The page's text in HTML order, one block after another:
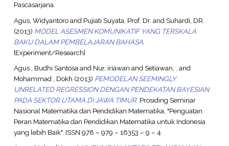
Pascasarjana.
Agus, Widyantoroand Pujiati Suyata, Prof. Dr. and Suhardi, DR.
(2013) MODEL ASESMEN KOMUNIKATIF YANG TERSKALA
BAKU DALAM PEMBELAJARAN BAHASA.
[Experiment/Research]
Agus , Budhi Santosa and Nur, iriawan and Setiawan, .
and
Mohammad , Dokh (2013) PEMODELAN SEEMINGLY
UNRELATED REGRESSION DENGAN PENDEKATAN BAYESIAN
PADA SEKTOR UTAMA DI JAWA TIMUR. Prosiding Seminar
Nasional Matematika dan Pendidikan Matematika, "Penguatan
Peran Matematika dan Pendidikan Matematika untuk Indonesia
yang lebih Baik". ISSN 978 – 979 – 16353 – 9 – 4